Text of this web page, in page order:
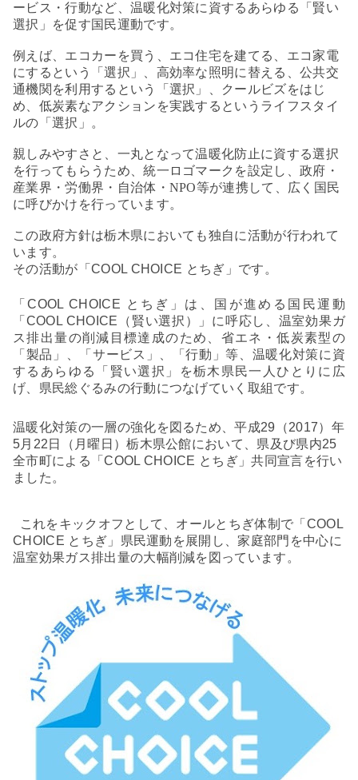
ービス・行動など、温暖化対策に資するあらゆる「賢い
選択」を促す国民運動です。
例えば、エコカーを買う、エコ住宅を建てる、エコ家電
にするという「選択」、高効率な照明に替える、公共交
通機関を利用するという「選択」、クールビズをはじ
め、低炭素なアクションを実践するというライフスタイ
ルの「選択」。
親しみやすさと、一丸となって温暖化防止に資する選択
を行ってもらうため、統一ロゴマークを設定し、政府・
産業界・労働界・自治体・NPO等が連携して、広く国民
に呼びかけを行っています。
この政府方針は栃木県においても独自に活動が行われて
います。
その活動が 「 COOL CHOICE とちぎ」です。
「COOL CHOICE とちぎ」は、国が進める国民運動
「 COOL CHOICE （賢い選択）」に呼応し、温室効果ガ
ス排出量の削減目標達成のため、省エネ・低炭素型の
「製品」、「サービス」、「行動」等、温暖化対策に資
するあらゆる「賢い選択」を栃木県民一人ひとりに広
げ、県民総ぐるみの行動につなげていく取組です。
温暖化対策の一層の強化を図るため、平成29 （2017）年
5月 22 日（月曜日）栃木県公館において、県及び県内25
全市町による「COOL CHOICE とちぎ」共同宣言を行い
ました。
これをキックオフとして、オールとちぎ体制で「 COOL
CHOICE とちぎ」県民運動を展開し、家庭部門を中心に
温室効果ガス排出量の大幅削減を図っています。